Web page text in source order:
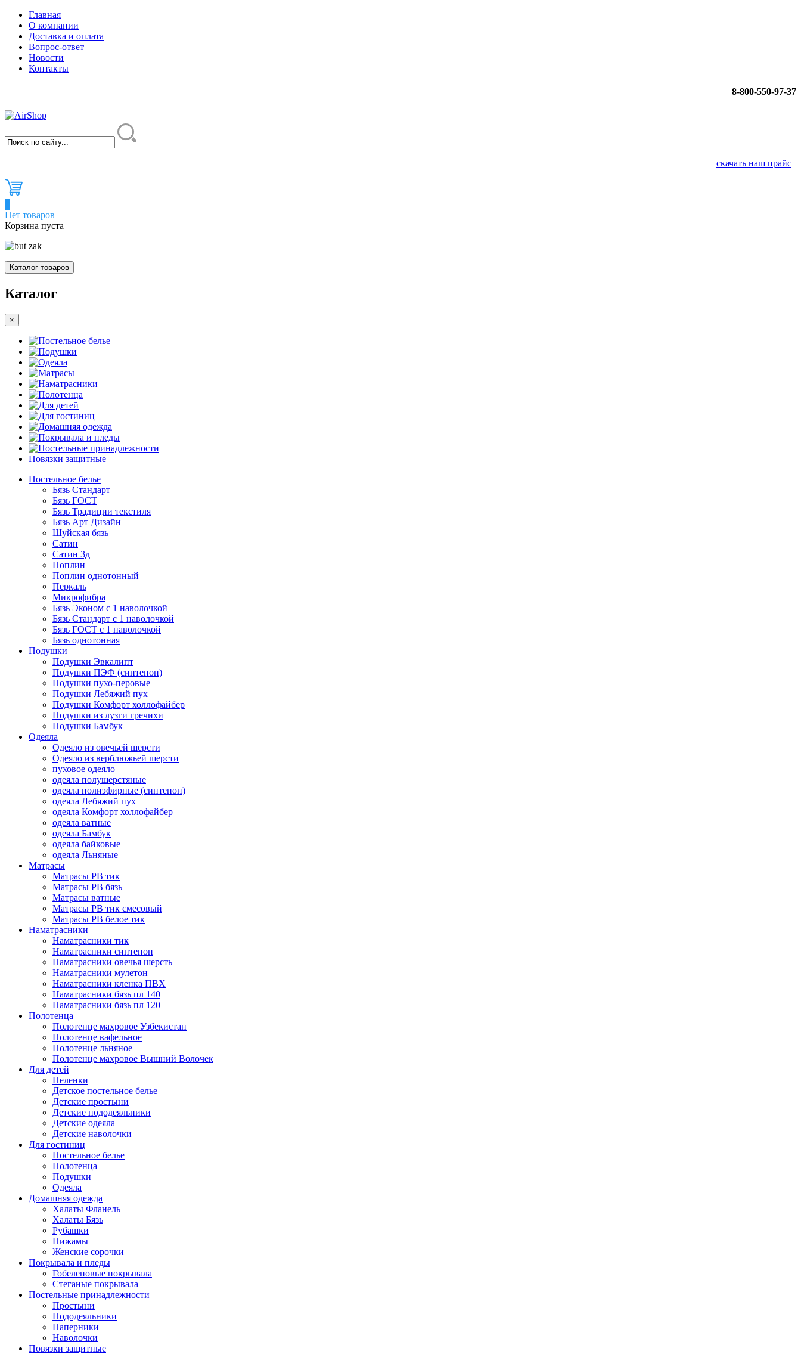
Главная
О компании
Доставка и оплата
Вопрос-ответ
Новости
Контакты
8-800-550-97-37
скачать наш прайс
Нет товаров
Корзина пуста
Каталог товаров
Каталог
×
Постельное белье
Подушки
Одеяла
Матрасы
Наматрасники
Полотенца
Для детей
Для гостиниц
Домашняя одежда
Покрывала и пледы
Постельные принадлежности
Повязки защитные
Постельное белье
Бязь Стандарт
Бязь ГОСТ
Бязь Традиции текстиля
Бязь Арт Дизайн
Шуйская бязь
Сатин
Сатин 3д
Поплин
Поплин однотонный
Перкаль
Микрофибра
Бязь Эконом с 1 наволочкой
Бязь Стандарт с 1 наволочкой
Бязь ГОСТ с 1 наволочкой
Бязь однотонная
Подушки
Подушки Эвкалипт
Подушки ПЭФ (синтепон)
Подушки пухо-перовые
Подушки Лебяжий пух
Подушки Комфорт холлофайбер
Подушки из лузги гречихи
Подушки Бамбук
Одеяла
Одеяло из овечьей шерсти
Одеяло из верблюжьей шерсти
пуховое одеяло
одеяла полушерстяные
одеяла полиэфирные (синтепон)
одеяла Лебяжий пух
одеяла Комфорт холлофайбер
одеяла ватные
одеяла Бамбук
одеяла байковые
одеяла Льняные
Матрасы
Матрасы РВ тик
Матрасы РВ бязь
Матрасы ватные
Матрасы РВ тик смесовый
Матрасы РВ белое тик
Наматрасники
Наматрасники тик
Наматрасники синтепон
Наматрасники овечья шерсть
Наматрасники мулетон
Наматрасники кленка ПВХ
Наматрасники бязь пл 140
Наматрасники бязь пл 120
Полотенца
Полотенце махровое Узбекистан
Полотенце вафельное
Полотенце льняное
Полотенце махровое Вышний Волочек
Для детей
Пеленки
Детское постельное белье
Детские простыни
Детские пододеяльники
Детские одеяла
Детские наволочки
Для гостиниц
Постельное белье
Полотенца
Подушки
Одеяла
Домашняя одежда
Халаты Фланель
Халаты Бязь
Рубашки
Пижамы
Женские сорочки
Покрывала и пледы
Гобеленовые покрывала
Стеганые покрывала
Постельные принадлежности
Простыни
Пододеяльники
Наперники
Наволочки
Повязки защитные